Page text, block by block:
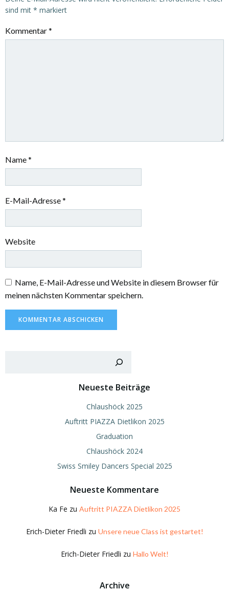
sind mit * markiert
Kommentar*
Name*
E-Mail-Adresse*
Website
Name, E-Mail-Adresse und Website in diesem Browser für
meinen nächsten Kommentar speichern.
Neueste Beiträge
Chlaushöck 2025
Auftritt PIAZZA Dietlikon 2025
Graduation
Chlaushöck 2024
Swiss Smiley Dancers Special 2025
Neueste Kommentare
Ka Fe zu Auftritt PIAZZA Dietlikon 2025
Erich-Dieter Friedli zu Unsere neue Class ist gestartet!
Erich-Dieter Friedli zu Hallo Welt!
Archive